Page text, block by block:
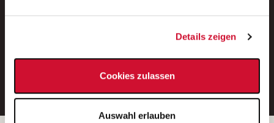
Details zeigen
Cookies zulassen
Auswahl erlauben
E-Mail-Adresse eintragen